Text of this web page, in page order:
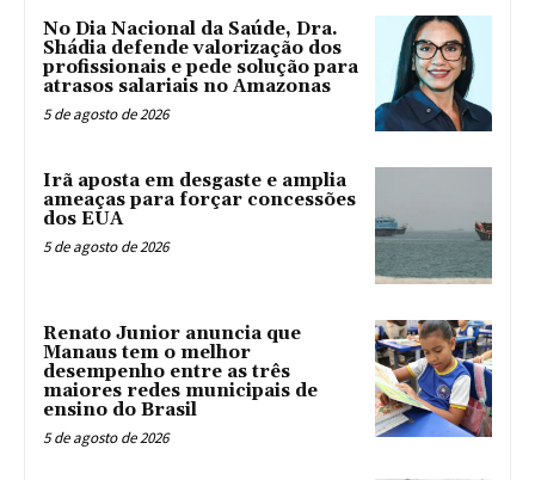
No Dia Nacional da Saúde, Dra.
Shádia defende valorização dos
profissionais e pede solução para
atrasos salariais no Amazonas
5 de agosto de 2026
Irã aposta em desgaste e amplia
ameaças para forçar concessões
dos EUA
5 de agosto de 2026
Renato Junior anuncia que
Manaus tem o melhor
desempenho entre as três
maiores redes municipais de
ensino do Brasil
5 de agosto de 2026